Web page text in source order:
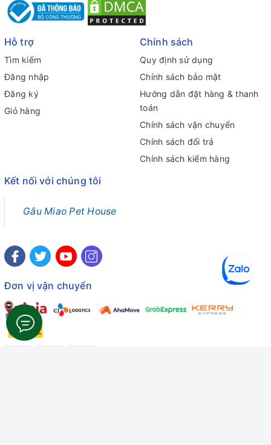
Hỗ trợ
Tìm kiếm
Đăng nhập
Đăng ký
Giỏ hàng
Chính sách
Quy định sử dụng
Chính sách bảo mật
Hướng dẫn đặt hàng & thanh
toán
Chính sách vận chuyển
Chính sách đổi trả
Chính sách kiểm hàng
Kết nối với chúng tôi
Gâu Miao Pet House
Đơn vị vận chuyển